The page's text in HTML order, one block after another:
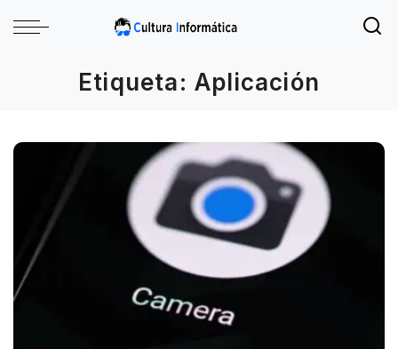
Etiqueta: Aplicación